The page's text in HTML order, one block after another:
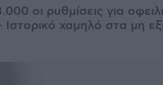
οι ρυθμίσεις για
χαμηλό στα μη